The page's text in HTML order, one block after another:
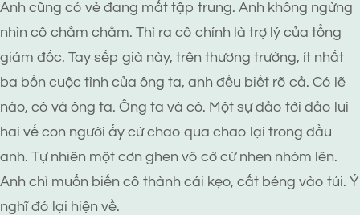
Anh cũng có vẻ đang mất tập trung. Anh không ngừng
nhìn cô chằm chằm. Thì ra cô chính là trợ lý của tổng
giám đốc. Tay sếp già này, trên thương trường, ít nhất
ba bốn cuộc tình của ông ta, anh đều biết rõ cả. Có lẽ
nào, cô và ông ta. Ông ta và cô. Một sự đảo tới đảo lui
hai vế con người ấy cứ chao qua chao lại trong đầu
anh. Tự nhiên một cơn ghen vô cớ cứ nhen nhóm lên.
Anh chỉ muốn biến cô thành cái kẹo, cất béng vào túi. Ý
nghĩ đó lại hiện về.